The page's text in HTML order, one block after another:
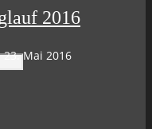
2016
23. Mai 2016